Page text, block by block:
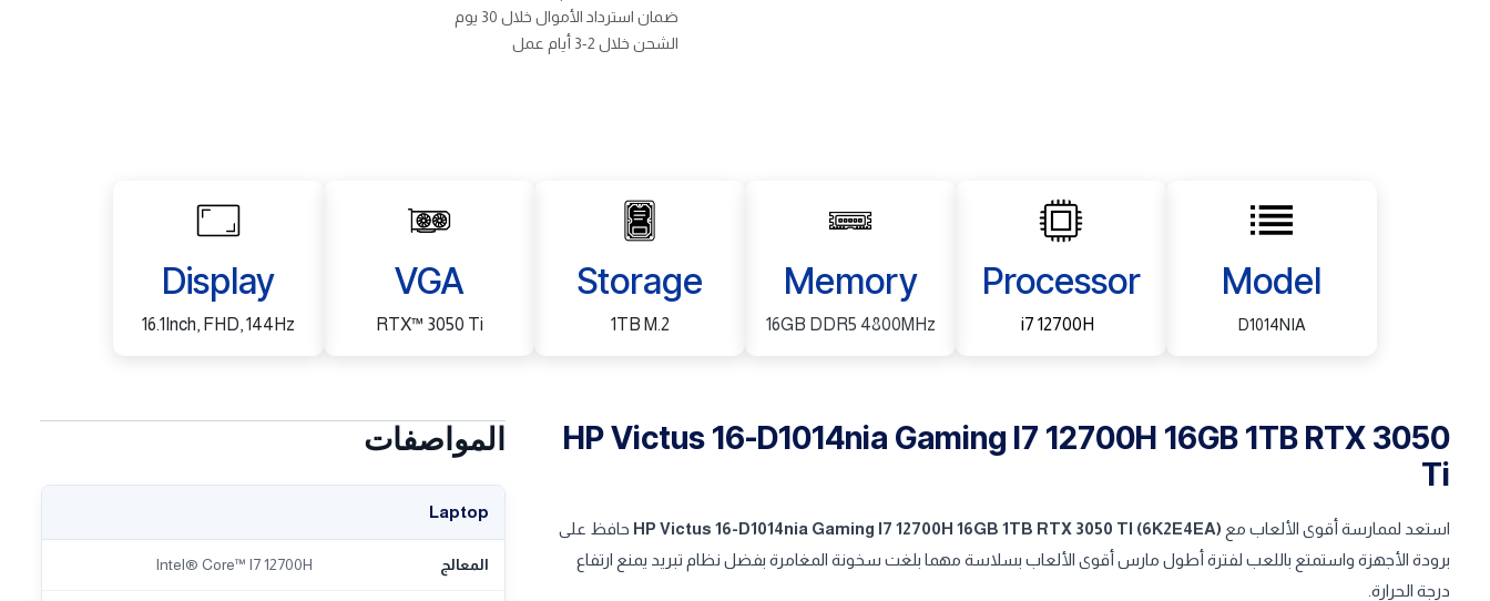
ضمان استرداد الأموال خلال 30 يوم
الشحن خلال 2-3 أيام عمل
Model
D1014NIA
Processor
Memory
16GB DDR5 4800MHz
Storage
1TB M.2
VGA
RTX™ 3050 Ti
Display
16.1Inch, FHD, 144Hz
HP Victus 16-D1014nia Gaming I7 12700H 16GB 1TB RTX 3050
Ti
استعد لممارسة أقوى الألعاب مع HP Victus 16-D1014nia Gaming I7 12700H 16GB 1TB RTX 3050 TI (6K2E4EA) حافظ على
برودة الأجهزة واستمتع باللعب لفترة أطول مارس أقوى الألعاب بسلاسة مهما بلغت سخونة المغامرة بفضل نظام تبريد يمنع ارتفاع
درجة الحرارة.
المواصفات
Laptop
المعالج Intel® Core™ I7 12700H